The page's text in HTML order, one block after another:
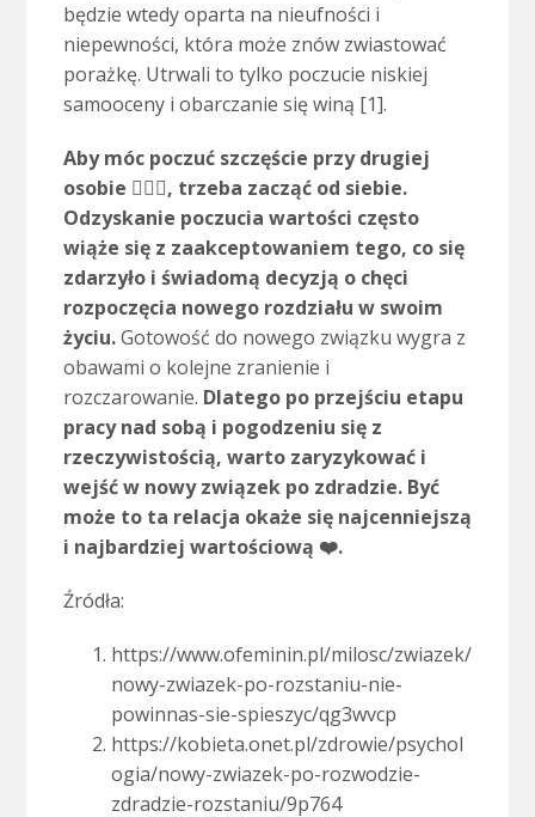
będzie wtedy oparta na nieufności i
niepewności, która może znów zwiastować
porażkę. Utrwali to tylko poczucie niskiej
samooceny i obarczanie się winą [1].
Aby móc poczuć szczęście przy drugiej
osobie 👩‍❤️‍👨, trzeba zacząć od siebie.
Odzyskanie poczucia wartości często
wiąże się z zaakceptowaniem tego, co się
zdarzyło i świadomą decyzją o chęci
rozpoczęcia nowego rozdziału w swoim
życiu.Gotowość do nowego związku wygra z
obawami o kolejne zranienie i
rozczarowanie. Dlatego po przejściu etapu
pracy nad sobą i pogodzeniu się z
rzeczywistością, warto zaryzykować i
wejść w nowy związek po zdradzie. Być
może to ta relacja okaże się najcenniejszą
i najbardziej wartościową ❤️.
Źródła:
https://www.ofeminin.pl/milosc/zwiazek/
nowy-zwiazek-po-rozstaniu-nie-
powinnas-sie-spieszyc/qg3wvcp
https://kobieta.onet.pl/zdrowie/psychol
ogia/nowy-zwiazek-po-rozwodzie-
zdradzie-rozstaniu/9p764